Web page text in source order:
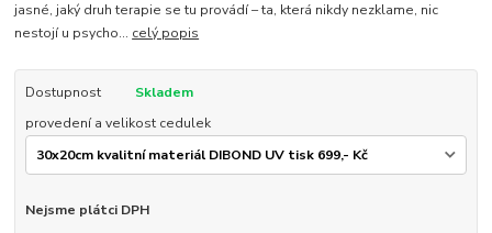
jasné, jaký druh terapie se tu provádí – ta, která nikdy nezklame, nic
nestojí u psycho... celý popis
Dostupnost
Skladem
provedení a velikost cedulek
Nejsme plátci DPH